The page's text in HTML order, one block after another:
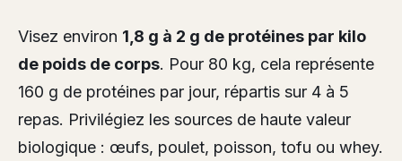
Visez environ 1,8 g à 2 g de protéines par kilo
de poids de corps. Pour 80 kg, cela représente
160 g de protéines par jour, répartis sur 4 à 5
repas. Privilégiez les sources de haute valeur
biologique : œufs, poulet, poisson, tofu ou whey.